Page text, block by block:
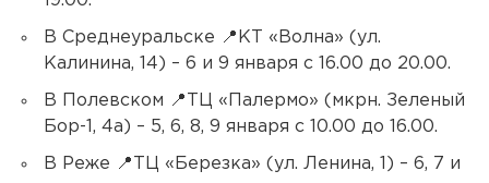
В Среднеуральске 📍КТ «Волна» (ул.
Калинина, 14) – 6 и 9 января с 16.00 до 20.00.
В Полевском 📍ТЦ «Палермо» (мкрн. Зеленый
Бор-1, 4а) – 5, 6, 8, 9 января с 10.00 до 16.00.
В Реже 📍ТЦ «Березка» (ул. Ленина, 1) – 6, 7 и